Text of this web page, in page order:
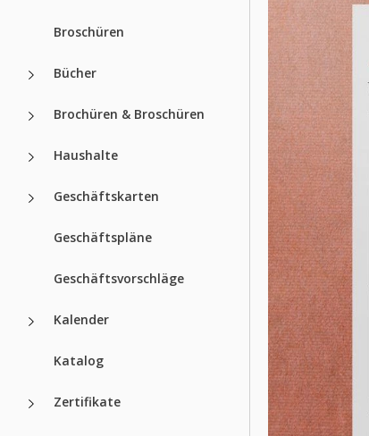
Broschüren
Bücher
Brochüren & Broschüren
Haushalte
Geschäftskarten
Geschäftspläne
Geschäftsvorschläge
Kalender
Katalog
Zertifikate